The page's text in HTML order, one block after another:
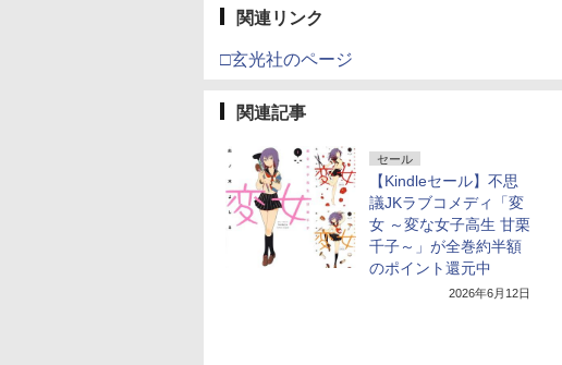
関連リンク
□玄光社のページ
関連記事
セール
【Kindleセール】不思
議JKラブコメディ「変
女 ～変な女子高生 甘栗
千子～」が全巻約半額
のポイント還元中
2026年6月12日